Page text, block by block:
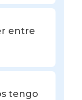
entre
tengo